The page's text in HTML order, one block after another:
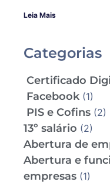
Leia Mais
Categorias
Certificado
Facebook(1)
PIS e Cofins (2)
13º salário (2)
Abertura de
Abertura e
empresas (1)